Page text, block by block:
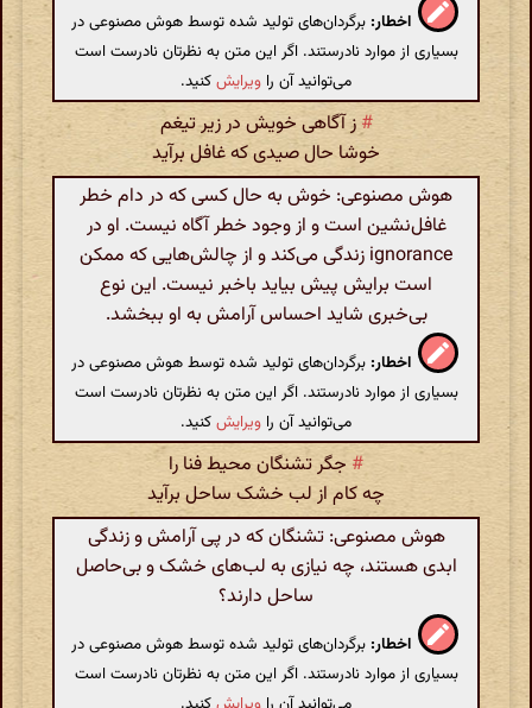
اخطار: برگردان‌های تولید شده توسط هوش مصنوعی در
بسیاری از موارد نادرستند. اگر این متن به نظرتان نادرست است
می‌توانید آن را ویرایشکنید.
# ز آگاهی خویش در زیر تیغم
خوشا حال صیدی که غافل برآید
هوش مصنوعی: خوش به حال کسی که در دام خطر
غافل‌نشین است و از وجود خطر آگاه نیست. او در
ignorance زندگی می‌کند و از چالش‌هایی که ممکن
است برایش پیش بیاید باخبر نیست. این نوع
بی‌خبری شاید احساس آرامش به او ببخشد.
اخطار: برگردان‌های تولید شده توسط هوش مصنوعی در
بسیاری از موارد نادرستند. اگر این متن به نظرتان نادرست است
می‌توانید آن را ویرایشکنید.
# جگر تشنگان محیط فنا را
چه کام از لب خشک ساحل برآید
هوش مصنوعی: تشنگان که در پی آرامش و زندگی
ابدی هستند، چه نیازی به لب‌های خشک و بی‌حاصل
ساحل دارند؟
اخطار: برگردان‌های تولید شده توسط هوش مصنوعی در
بسیاری از موارد نادرستند. اگر این متن به نظرتان نادرست است